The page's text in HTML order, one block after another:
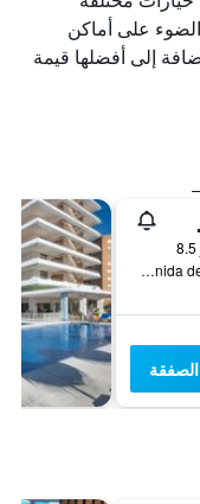
على أماكن
إلى أفضلها قيمة
Avenida de Las Mercedes, 22, توريمولينوس, منطقة أندلوسيا, أسبانيا